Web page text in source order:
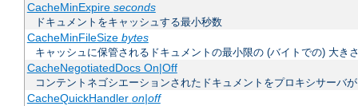
CacheMinExpire seconds
ドキュメントをキャッシュする最小秒数
CacheMinFileSize bytes
キャッシュに保管されるドキュメントの最小限の (バイトでの) 大き
CacheNegotiatedDocs On|Off
コンテントネゴシエーションされたドキュメントをプロキシサーバ
CacheQuickHandler on|off